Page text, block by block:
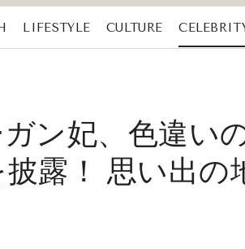
LIFESTYLE CULTURE
ン妃、色違い
露！ 思い出